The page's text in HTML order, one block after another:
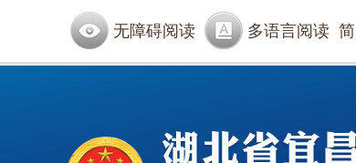
无障碍阅读 多语言阅读 简